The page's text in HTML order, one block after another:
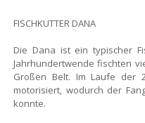
FISCHKUTTER DANA
Die Dana ist ein typischer
Jahrhundertwende fischten
Großen Belt. Im Laufe der
motorisiert, wodurch der
konnte.